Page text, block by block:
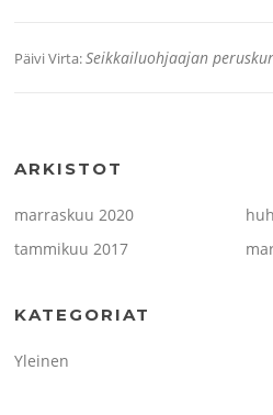
Päivi Virta:Seikkailuohjaajan
ARKISTOT
marraskuu 2020
tammikuu 2017
KATEGORIAT
Yleinen